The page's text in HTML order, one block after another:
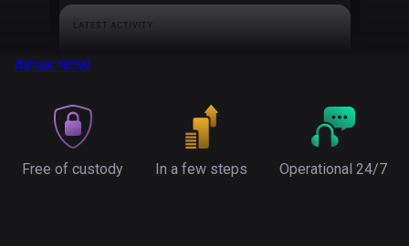
Almak NOW
Free of custody In a few steps Operational 24/7